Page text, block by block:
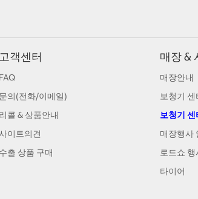
고객센터
FAQ
문의(전화/이메일)
리콜 & 상품안내
이트의견
수출 상품 구매
매장 &
매장안내
보청기 센
보청기
매장행사
로드쇼 행
타이어